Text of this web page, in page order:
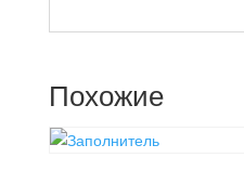
Похожие